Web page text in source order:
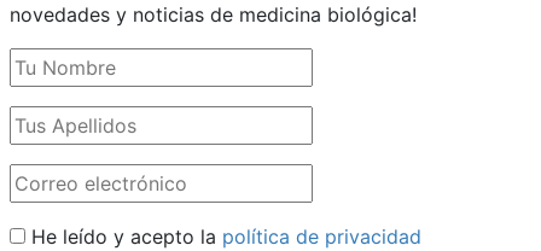
novedades y noticias de medicina biológica!
He leído y acepto la política de privacidad